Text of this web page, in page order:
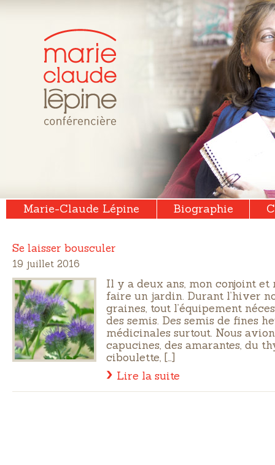
Marie-Claude Lépine Biographie
Se laisser bousculer
19 juillet 2016
Il y a deux ans, mon conjoint
faire un jardin. Durant l’hiver
graines, tout l’équipement
des semis. Des semis de fines
médicinales surtout. Nous
capucines, des amarantes, du
ciboulette, […]
Lire la suite